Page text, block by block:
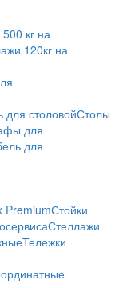
кг на
120кг на
для столовойСтолы
для
для
PremiumСтойки
Стеллажи
Тележки